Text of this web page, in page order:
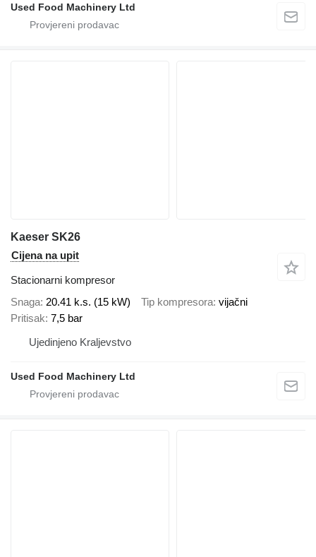
Used Food Machinery Ltd
Kaeser SK26
Cijena na upit
Stacionarni kompresor
Snaga 20.41 k.s. (15 kW) Tip kompresora vijačni
Pritisak 7,5 bar
Ujedinjeno Kraljevstvo
Used Food Machinery Ltd